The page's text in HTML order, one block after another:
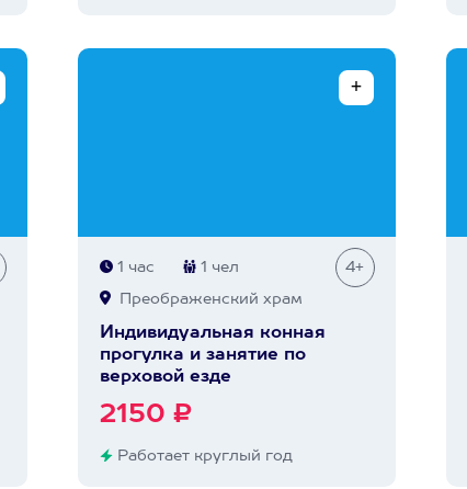
1 час 1 чел 4+
Преображенский храм
Индивидуальная конная
прогулка и занятие по
верховой езде
2150 ₽
Работает круглый год